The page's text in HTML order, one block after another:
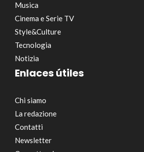
Musica
Cinema e Serie TV
Style&Culture
Tecnologia
Notizia
Enlaces útiles
Chi siamo
La redazione
Contatti
Newsletter